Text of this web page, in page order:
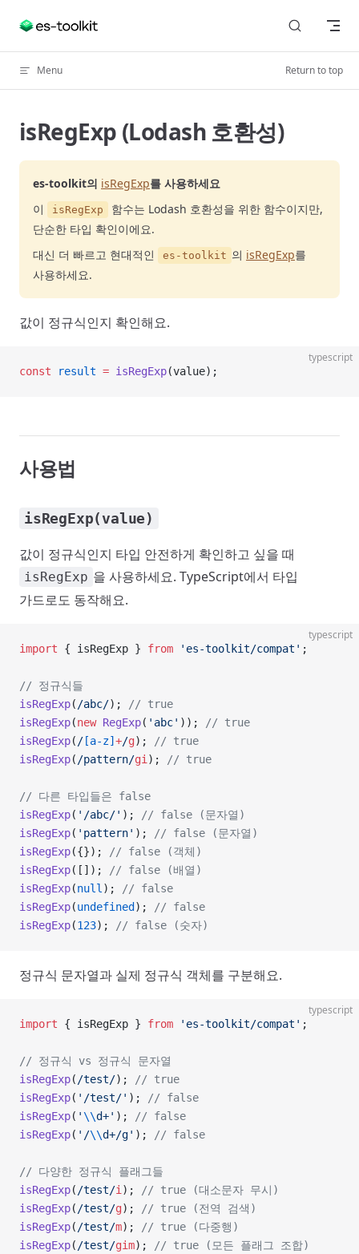
Skip to content
Menu Return to top
isRegExp (Lodash 호환성)
es-toolkit의 isRegExp를 사용하세요
이
isRegExp
함수는 Lodash 호환성을 위한 함수이지만,
단순한 타입 확인이에요.
대신 더 빠르고 현대적인
es-toolkit 의 isRegExp를
사용하세요.
값이 정규식인지 확인해요.
typescript
const result = isRegExp(value);
사용법
isRegExp(value)
값이 정규식인지 타입 안전하게 확인하고 싶을 때
isRegExp 을 사용하세요. TypeScript에서 타입
가드로도 동작해요.
typescript
import { isRegExp } from 'es-toolkit/compat' ;
// 정규식들
isRegExp( /abc/);
// true
isRegExp(new RegExp( 'abc' ));
// true
isRegExp( / [a-z] +/g);
// true
isRegExp( /pattern/gi ); // true
// 다른 타입들은 false
isRegExp( '/abc/' );
// false (문자열)
isRegExp( 'pattern' );
// false (문자열)
isRegExp({});
// false (객체)
isRegExp([]);
// false (배열)
isRegExp(null );
// false
isRegExp(undefined );
// false
isRegExp(123); // false (숫자)
정규식 문자열과 실제 정규식 객체를 구분해요.
typescript
import { isRegExp } from 'es-toolkit/compat' ;
// 정규식 vs 정규식 문자열
isRegExp( /test/);
// true
isRegExp( '/test/' );
// false
isRegExp( '\\d+' );
// false
isRegExp( '/\\d+/g' ); // false
// 다양한 정규식 플래그들
isRegExp( /test/i );
// true (대소문자 무시)
isRegExp( /test/g);
// true (전역 검색)
isRegExp( /test/m);
// true (다중행)
isRegExp( /test/gim); // true (모든 플래그 조합)